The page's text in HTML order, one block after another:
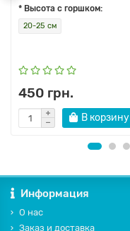
* Высота с горшком:
20-25 см
450 грн.
В корзину
Информация
О нас
Заказ и доставка